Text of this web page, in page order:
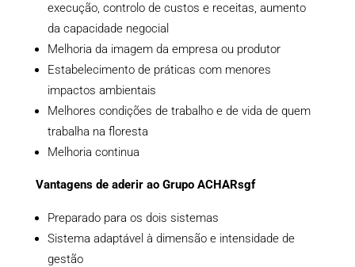
execução, controlo de custos e receitas, aumento
da capacidade negocial
Melhoria da imagem da empresa ou produtor
Estabelecimento de práticas com menores
impactos ambientais
Melhores condições de trabalho e de vida de quem
trabalha na floresta
Melhoria continua
Vantagens de aderir ao Grupo ACHARsgf
Preparado para os dois sistemas
Sistema adaptável à dimensão e intensidade de
gestão